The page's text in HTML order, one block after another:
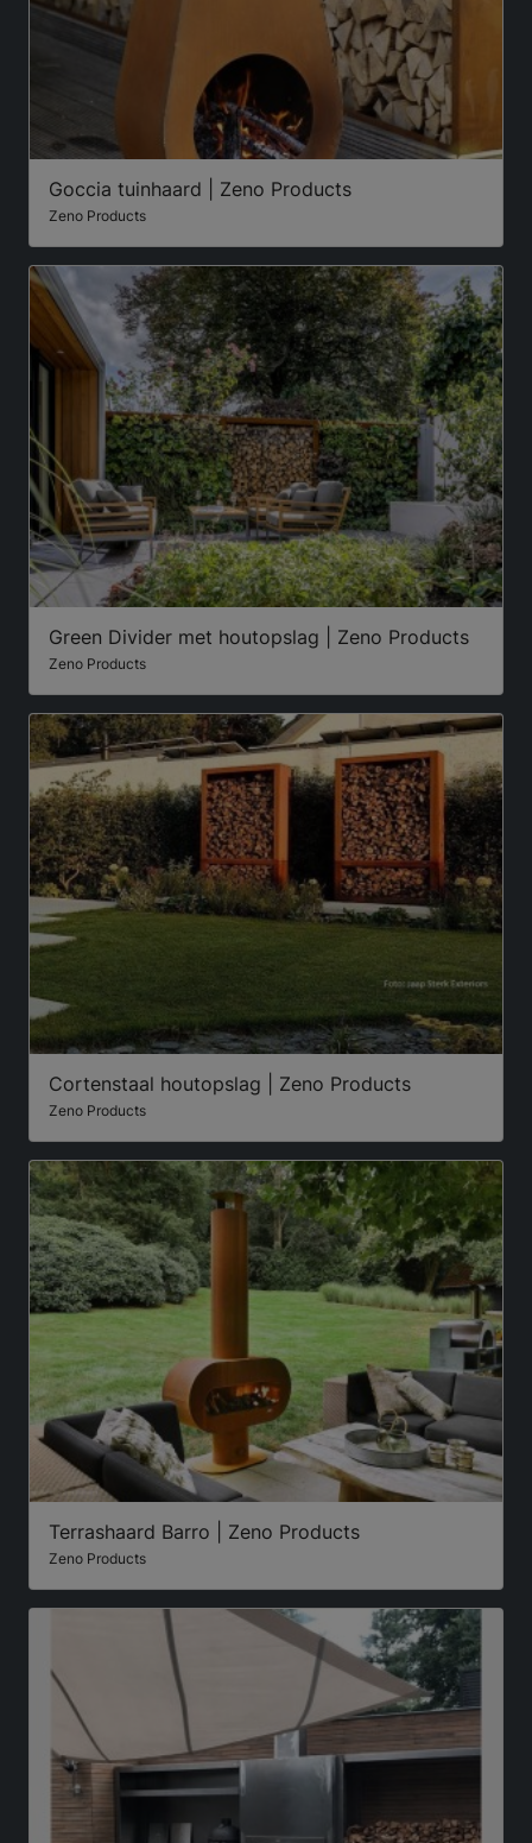
Goccia tuinhaard | Zeno Products
Zeno Products
Green Divider met houtopslag | Zeno Products
Zeno Products
Cortenstaal houtopslag | Zeno Products
Zeno Products
Terrashaard Barro | Zeno Products
Zeno Products